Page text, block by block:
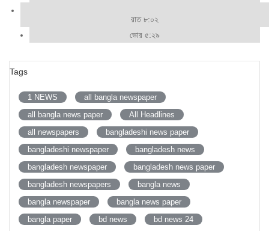
রাত ৮:০২
ভোর ৫:২৯
Tags
1 NEWS
all bangla newspaper
all bangla news paper
All Headlines
all newspapers
bangladeshi news paper
bangladeshi newspaper
bangladesh news
bangladesh newspaper
bangladesh news paper
bangladesh newspapers
bangla news
bangla newspaper
bangla news paper
bangla paper
bd news
bd news 24